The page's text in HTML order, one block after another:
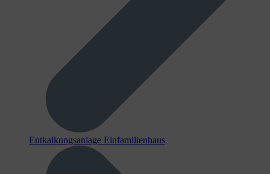
Entkalkungsanlage Einfamilienhaus